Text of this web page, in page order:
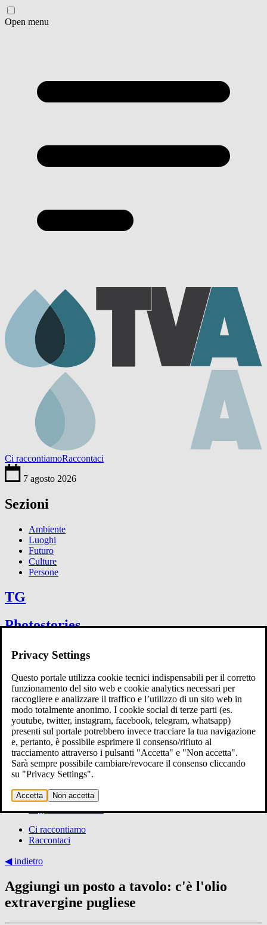
Open menu
Ci raccontiamoRaccontaci
7 agosto 2026
Sezioni
Ambiente
Luoghi
Futuro
Culture
Persone
TG
Photostories
Articoli
Eventi
Rubriche
Un tanto d'acqua
Racconti di terra e di acqua
GenH₂O
TVA Talk
10 in condotta
Magazine
Viaggiando con Manuela Vitulli
In gita con Pinuccio
Ci raccontiamo
Raccontaci
◀︎ indietro
Aggiungi un posto a tavolo: c'è l'olio
extravergine pugliese
Privacy Settings
Questo portale utilizza cookie tecnici indispensabili per il corretto
funzionamento del sito web e cookie analytics necessari per
raccogliere e analizzare il traffico e l’utilizzo di un sito web in
modo totalmente anonimo. I cookie social di terze parti (es.
youtube, twitter, instagram, facebook, telegram, whatsapp)
presenti sul portale potrebbero invece tracciare la tua navigazione
e, pertanto, è possibile esprimere il consenso/rifiuto al
tracciamento attraverso i pulsanti "Accetta" e "Non accetta".
Sarà sempre possibile cambiare/revocare il consenso cliccando
su "Privacy Settings".
Accetta Non accetta